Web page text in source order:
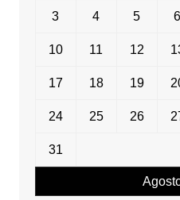
3 4 5 6
10 11 12
17 18 19
24 25 26
31